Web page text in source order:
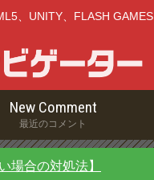
、UNITY、FLASH GAMES
New Comment
最近のコメント
場合の対処法】